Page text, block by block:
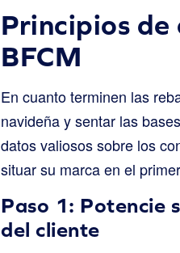
Principios
BFCM
En cuanto terminen las
navideña y sentar las
datos valiosos sobre los
situar su marca en el
Paso 1: Potencie
del cliente